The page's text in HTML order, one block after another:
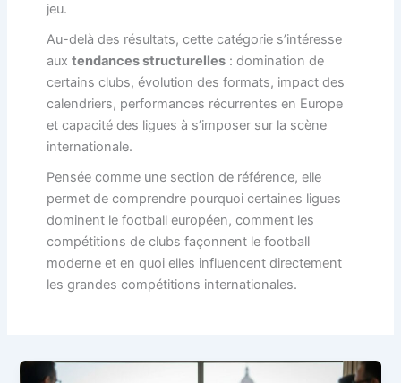
jeu.
Au-delà des résultats, cette catégorie s’intéresse
aux tendances structurelles: domination de
certains clubs, évolution des formats, impact des
calendriers, performances récurrentes en Europe
et capacité des ligues à s’imposer sur la scène
internationale.
Pensée comme une section de référence, elle
permet de comprendre pourquoi certaines ligues
dominent le football européen, comment les
compétitions de clubs façonnent le football
moderne et en quoi elles influencent directement
les grandes compétitions internationales.